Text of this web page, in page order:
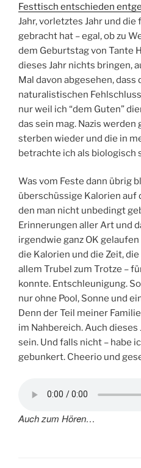
Festtisch entschieden
Jahr, vorletztes Jahr und die
gebracht hat – egal, ob zu
dem Geburtstag von Tante
dieses Jahr nichts bringen,
Mal davon abgesehen, dass
naturalistischen
nur weil ich “dem Guten”
das sein mag. Nazis werden
sterben wieder und die in
betrachte ich als biologisch
Was vom Feste dann übrig
überschüssige Kalorien auf
den man nicht unbedingt
Erinnerungen aller Art und
irgendwie ganz OK
die Kalorien und die Zeit,
allem Trubel zum Trotze –
konnte. Entschleunigung.
nur ohne Pool, Sonne und
Denn der Teil meiner
im Nahbereich. Auch dieses
sein. Und falls nicht – habe
gebunkert. Cheerio und
Auch zum Hören…